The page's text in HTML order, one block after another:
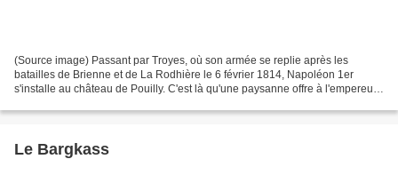
(Source image) Passant par Troyes, où son armée se replie après les
batailles de Brienne et de La Rodhière le 6 février 1814, Napoléon 1er
s'installe au château de Pouilly. C'est là qu'une paysanne offre à l'empereur
Le Bargkass